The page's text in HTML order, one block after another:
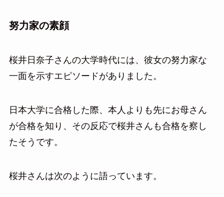
努力家の素顔
桜井日奈子さんの大学時代には、彼女の努力家な
一面を示すエピソードがありました。
日本大学に合格した際、本人よりも先にお母さん
が合格を知り、その反応で桜井さんも合格を察し
たそうです。
桜井さんは次のように語っています。